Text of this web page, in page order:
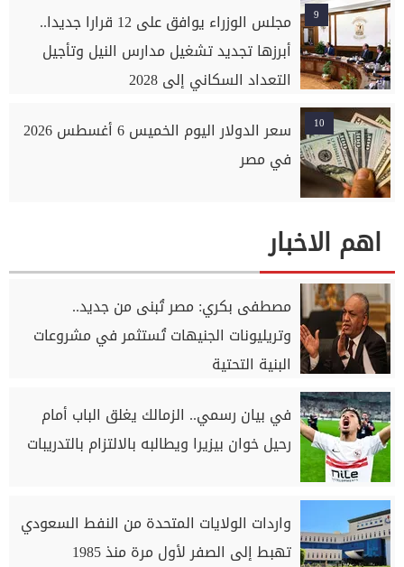
9
مجلس الوزراء يوافق على 12 قرارا جديدا..
أبرزها تجديد تشغيل مدارس النيل وتأجيل
التعداد السكاني إلى 2028
10
سعر الدولار اليوم الخميس 6 أغسطس 2026
في مصر
اهم الاخبار
مصطفى بكري: مصر تُبنى من جديد..
وتريليونات الجنيهات تُستثمر في مشروعات
البنية التحتية
في بيان رسمي.. الزمالك يغلق الباب أمام
رحيل خوان بيزيرا ويطالبه بالالتزام بالتدريبات
واردات الولايات المتحدة من النفط السعودي
تهبط إلى الصفر لأول مرة منذ 1985